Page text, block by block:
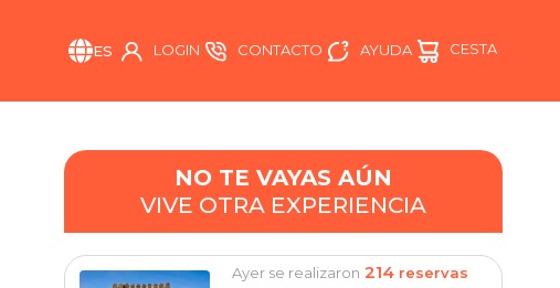
ES LOGIN CONTACTO AYUDA CESTA
NO TE VAYAS AÚN
VIVE OTRA EXPERIENCIA
Ayer se realizaron 214 reservas